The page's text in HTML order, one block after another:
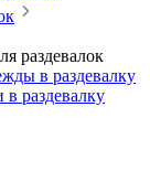
раздевалок
в раздевалку
раздевалку